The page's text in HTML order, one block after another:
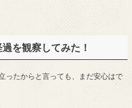
を観察してみた！
ったからと言っても、まだ安心はで